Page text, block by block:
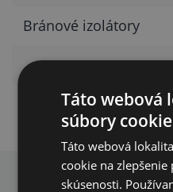
Bránové izolátory
Táto webová
súbory
Táto webová
cookie na zlepšenie
skúsenosti.